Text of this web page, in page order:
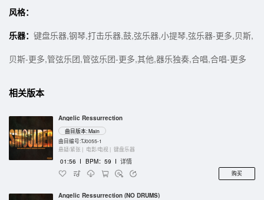
风格：
乐器： 键盘乐器,钢琴,打击乐器,鼓,弦乐器,小提琴,弦乐器-更多,贝斯,
贝斯-更多,管弦乐团,管弦乐团-更多,其他,器乐独奏,合唱,合唱-更多
相关版本
Angelic Ressurrection
曲目版本: Main
曲目编号:TJ0055-1
悬疑/紧张 | 电影/电视 | 键盘乐器
01:56 I BPM：59 I 详情
购买
Angelic Ressurrection (NO DRUMS)